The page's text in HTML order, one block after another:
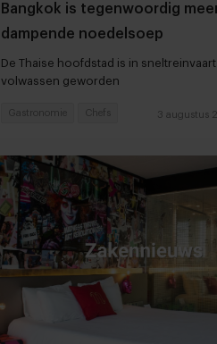
Bangkok is tegenwoordig
dampende noedelsoep
De Thaise hoofdstad is in
volwassen geworden
3 augustus
Gastronomie Chefs